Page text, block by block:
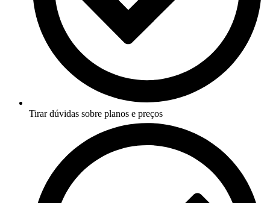
Tirar dúvidas sobre planos e preços